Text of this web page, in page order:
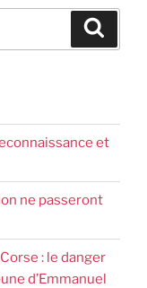
et
ne passeront
: le danger
d’Emmanuel